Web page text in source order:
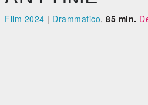
Film 2024 | Drammatico,85 min.